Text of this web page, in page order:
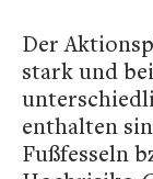
Der
stark und
enthalten
Fußfesseln